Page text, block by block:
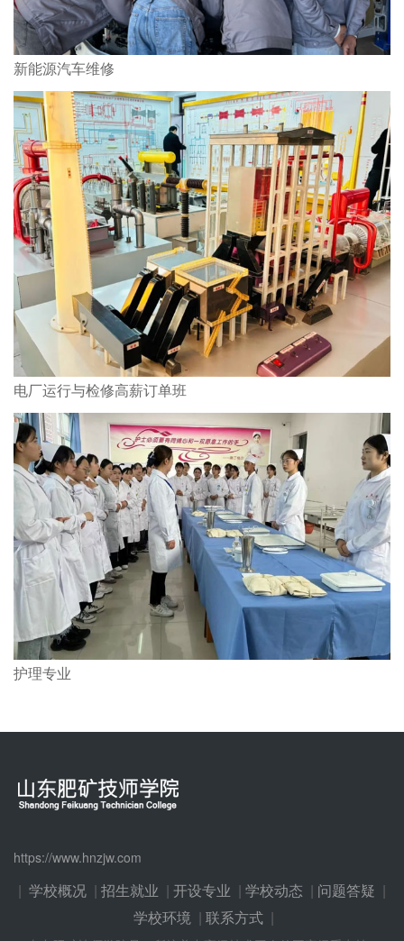
新能源汽车维修
电厂运行与检修高薪订单班
护理专业
https://www.hnzjw.com
| 学校概况 | 招生就业 | 开设专业 | 学校动态 | 问题答疑 |
学校环境 | 联系方式 |